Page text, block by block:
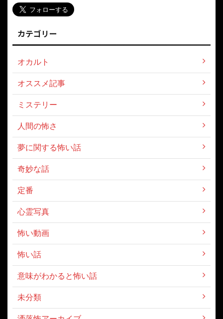
カテゴリー
オカルト
オススメ記事
ミステリー
人間の怖さ
夢に関する怖い話
奇妙な話
定番
心霊写真
怖い動画
怖い話
意味がわかると怖い話
未分類